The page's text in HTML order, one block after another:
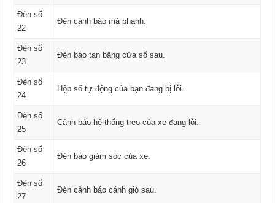
Đèn số
22
Đèn cảnh báo má phanh.
Đèn số
23
Đèn báo tan băng cửa sổ sau.
Đèn số
24
Hộp số tự động của bạn đang bị lỗi.
Đèn số
25
Cảnh báo hệ thống treo của xe đang lỗi.
Đèn số
26
Đèn báo giảm sóc của xe.
Đèn số
27
Đèn cảnh báo cánh gió sau.